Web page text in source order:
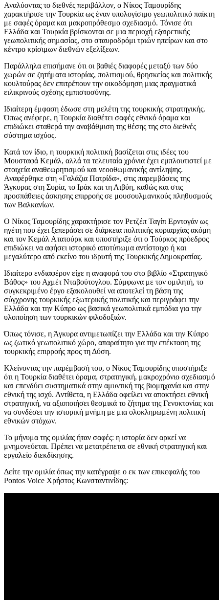
Αναλύοντας το διεθνές περιβάλλον, ο Νίκος Ταμουρίδης
χαρακτήρισε την Τουρκία ως έναν υπολογίσιμο γεωπολιτικό παίκτη
με σαφές όραμα και μακροπρόθεσμο σχεδιασμό. Τόνισε ότι
Ελλάδα και Τουρκία βρίσκονται σε μια περιοχή εξαιρετικής
γεωπολιτικής σημασίας, στο σταυροδρόμι τριών ηπείρων και στο
κέντρο κρίσιμων διεθνών εξελίξεων.
Παράλληλα επισήμανε ότι οι βαθιές διαφορές μεταξύ των δύο
χωρών σε ζητήματα ιστορίας, πολιτισμού, θρησκείας και πολιτικής
κουλτούρας δεν επιτρέπουν την οικοδόμηση μιας πραγματικά
ειλικρινούς σχέσης εμπιστοσύνης.
Ιδιαίτερη έμφαση έδωσε στη μελέτη της τουρκικής στρατηγικής.
Όπως ανέφερε, η Τουρκία διαθέτει σαφές εθνικό όραμα και
επιδιώκει σταθερά την αναβάθμιση της θέσης της στο διεθνές
σύστημα ισχύος.
Κατά τον ίδιο, η τουρκική πολιτική βασίζεται στις ιδέες του
Μουσταφά Κεμάλ, αλλά τα τελευταία χρόνια έχει εμπλουτιστεί με
στοιχεία αναθεωρητισμού και νεοοθωμανικής αντίληψης.
Αναφέρθηκε στη «Γαλάζια Πατρίδα», στις παρεμβάσεις της
Άγκυρας στη Συρία, το Ιράκ και τη Λιβύη, καθώς και στις
προσπάθειες άσκησης επιρροής σε μουσουλμανικούς πληθυσμούς
των Βαλκανίων.
Ο Νίκος Ταμουρίδης χαρακτήρισε τον Ρετζέπ Ταγίπ Ερντογάν ως
ηγέτη που έχει ξεπεράσει σε διάρκεια πολιτικής κυριαρχίας ακόμη
και τον Κεμάλ Ατατούρκ και υποστήριξε ότι ο Τούρκος πρόεδρος
επιδιώκει να αφήσει ιστορικό αποτύπωμα αντίστοιχο ή και
μεγαλύτερο από εκείνο του ιδρυτή της Τουρκικής Δημοκρατίας.
Ιδιαίτερο ενδιαφέρον είχε η αναφορά του στο βιβλίο «Στρατηγικό
Βάθος» του Αχμέτ Νταβούτογλου. Σύμφωνα με τον ομιλητή, το
συγκεκριμένο έργο εξακολουθεί να αποτελεί τη βάση της
σύγχρονης τουρκικής εξωτερικής πολιτικής και περιγράφει την
Ελλάδα και την Κύπρο ως βασικά γεωπολιτικά εμπόδια για την
υλοποίηση των τουρκικών φιλοδοξιών.
Όπως τόνισε, η Άγκυρα αντιμετωπίζει την Ελλάδα και την Κύπρο
ως ζωτικό γεωπολιτικό χώρο, απαραίτητο για την επέκταση της
τουρκικής επιρροής προς τη Δύση.
Κλείνοντας την παρέμβασή του, ο Νίκος Ταμουρίδης υποστήριξε
ότι η Τουρκία διαθέτει όραμα, στρατηγική, μακροχρόνιο σχεδιασμό
και επενδύει συστηματικά στην αμυντική της βιομηχανία και στην
εθνική της ισχύ. Αντίθετα, η Ελλάδα οφείλει να αποκτήσει εθνική
στρατηγική, να αξιοποιήσει θεσμικά το ζήτημα της Γενοκτονίας και
να συνδέσει την ιστορική μνήμη με μια ολοκληρωμένη πολιτική
εθνικών στόχων.
Το μήνυμα της ομιλίας ήταν σαφές: η ιστορία δεν αρκεί να
μνημονεύεται. Πρέπει να μετατρέπεται σε εθνική στρατηγική και
εργαλείο διεκδίκησης.
Δείτε την ομιλία όπως την κατέγραψε ο εκ των επικεφαλής του
Pontos Voice Χρήστος Κωνσταντινίδης: